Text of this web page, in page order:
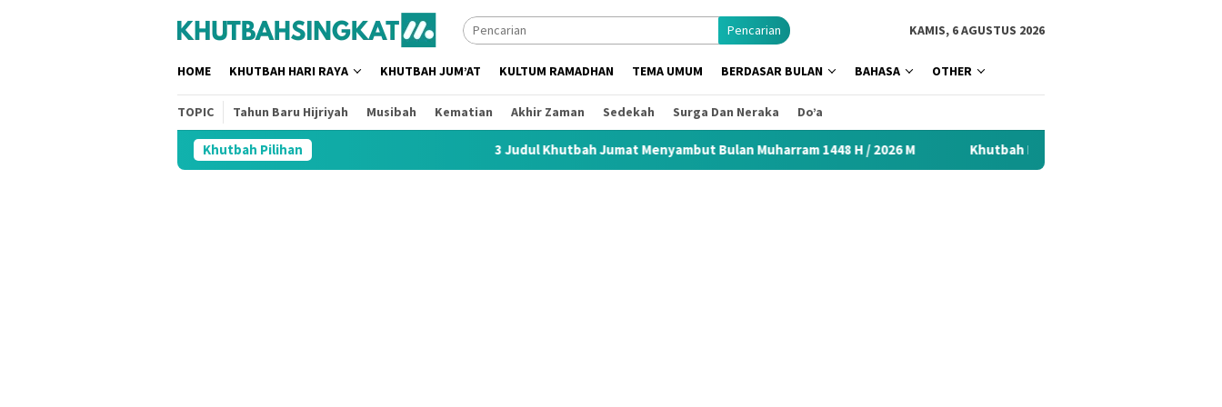
Pencarian KAMIS, 6 AGUSTUS 2026
HOME KHUTBAH HARI RAYA KHUTBAH JUM’AT KULTUM RAMADHAN TEMA UMUM BERDASAR BULAN BAHASA OTHER
TOPIC Tahun Baru Hijriyah Musibah Kematian Akhir Zaman Sedekah Surga Dan Neraka Do’a
Khutbah Pilihan 3 Judul Khutbah Jumat Menyambut Bulan Muharram 1448 H / 2026 M Khutbah Idul Fitri 2026 Menyentuh Hati: Kumpulan